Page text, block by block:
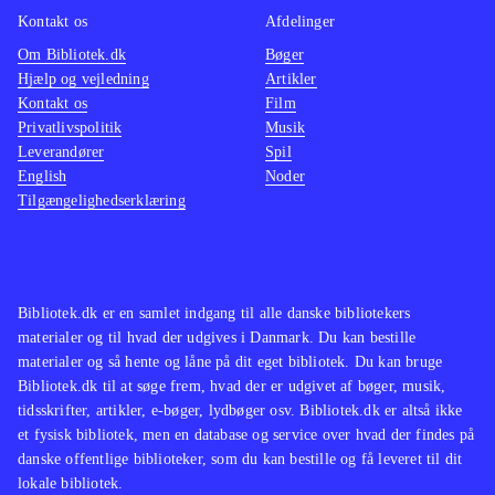
HD - dog uden at være helt på niveau
med nutidige PS3 spil. Et enkelt spil,
Ratchet & Clank 3, har desuden fået
Playstation Network multiplayer
tilføjet
Ratchet & Clank kan bedst
sammenlignes med Jak and Daxter-
Ratchet & Clank spillene er stadig
fantastisk underholdende og de er
bestemt klassikere som alle bør
kende. Har man ikke oplevet dem i
deres originale udgaver får man nu
chancen, endda med forbedret grafik.
Bibliotek.dk er en samlet indgang til alle danske bibliotekers
materialer og til hvad der udgives i Danmark. Du kan bestille
materialer og så hente og låne på dit eget bibliotek. Du kan bruge
Bibliotek.dk til at søge frem, hvad der er udgivet af bøger, musik,
tidsskrifter, artikler, e-bøger, lydbøger osv. Bibliotek.dk er altså ikke
et fysisk bibliotek, men en database og service over hvad der findes på
danske offentlige biblioteker, som du kan bestille og få leveret til dit
lokale bibliotek.
Kontakt os
Om Bibliotek.dk
Hjælp og vejledning
Kontakt os
Privatlivspolitik
Leverandører
English
Tilgængelighedserklæring
Afdelinger
Bøger
Artikler
Film
Musik
Spil
Noder